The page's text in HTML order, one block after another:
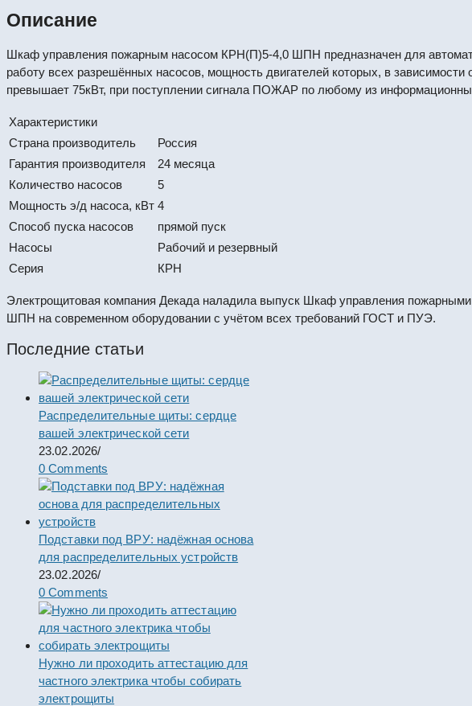
Описание
Шкаф управления пожарным насосом КРН(П)5-4,0 ШПН предназначен для
работу всех разрешённых насосов, мощность двигателей которых, в зависимости
превышает 75кВт, при поступлении сигнала ПОЖАР по любому из
Характеристики
Страна производитель
Россия
Гарантия производителя
24 месяца
Количество насосов
5
Мощность э/д насоса, кВт 4
Способ пуска насосов
прямой пуск
Насосы
Рабочий и резервный
Серия
КРН
Электрощитовая компания Декада наладила выпуск Шкаф управления
ШПН на современном оборудовании с учётом всех требований ГОСТ и ПУЭ.
Последние статьи
Распределительные щиты: сердце
вашей электрической сети
23.02.2026/
0 Comments
Подставки под ВРУ: надёжная основа
для распределительных устройств
23.02.2026/
0 Comments
Нужно ли проходить аттестацию для
частного электрика чтобы собирать
электрощиты